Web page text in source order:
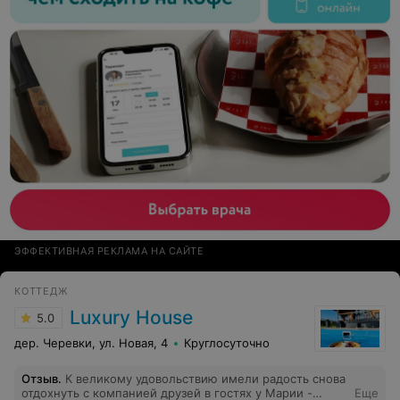
ЭФФЕКТИВНАЯ РЕКЛАМА НА САЙТЕ
КОТТЕДЖ
5.0 Luxury House
дер. Черевки, ул. Новая, 4 Круглосуточно
Отзыв. К великому удовольствию имели радость снова
отдохнуть с компанией друзей в гостях у Марии -
Еще